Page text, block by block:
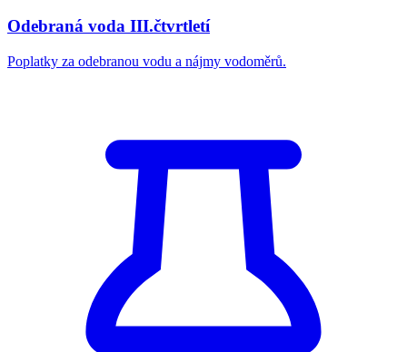
Odebraná voda III.čtvrtletí
Poplatky za odebranou vodu a nájmy vodoměrů.